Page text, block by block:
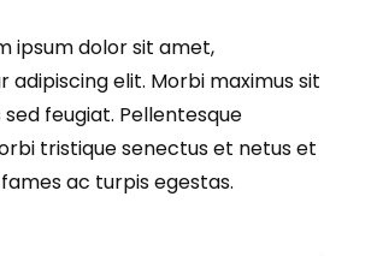
ipsum dolor sit amet,
adipiscing elit. Morbi maximus sit
feugiat. Pellentesque
tristique senectus et netus et
ac turpis egestas.